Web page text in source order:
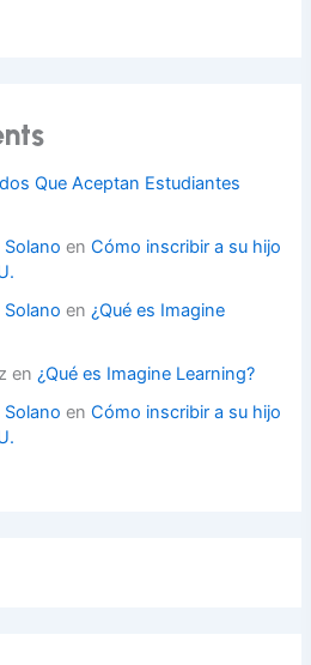
Que Aceptan Estudiantes
enCómo inscribir a su hijo
en¿Qué es Imagine
en¿Qué es Imagine Learning?
enCómo inscribir a su hijo